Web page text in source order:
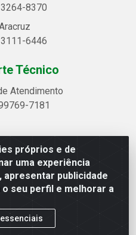
próprios e de
uma experiência
apresentar publicidade
seu perfil e melhorar a
8370
6446
Técnico
Atendimento
7181
- Avenida Alegre, 2521 -
Shell, Linhares/ES - CEP
0001-75